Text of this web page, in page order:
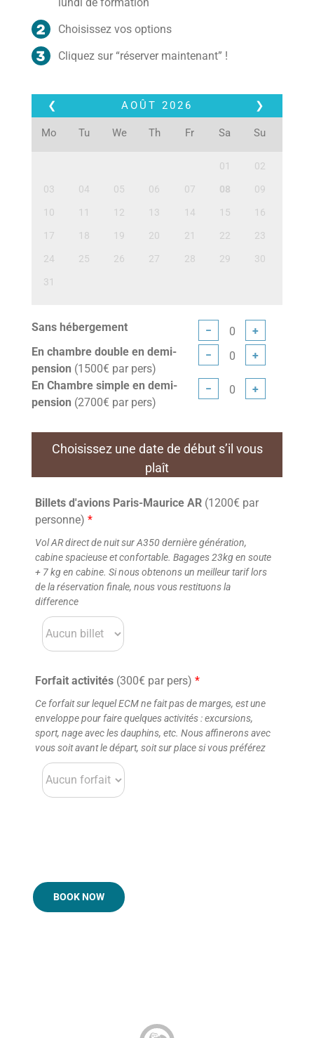
Choisissez vos options
Cliquez sur “réserver maintenant” !
❮ ❯
AOÛT 2026
Mo Tu We Th Fr Sa Su
01 02
03 04 05 06 07 08 09
10 11 12 13 14 15 16
17 18 19 20 21 22 23
24 25 26 27 28 29 30
31
Sans hébergement −
+
En chambre double en demi-
pension (1500€ par pers)
− +
En Chambre simple en demi-
pension (2700€ par pers)
− +
Choisissez une date de début s’il vous
plaît
Billets d'avions Paris-Maurice AR(1200€ par
personne) *
Vol AR direct de nuit sur A350 dernière génération,
cabine spacieuse et confortable. Bagages 23kg en soute
+ 7 kg en cabine. Si nous obtenons un meilleur tarif lors
de la réservation finale, nous vous restituons la
difference
Forfait activités(300€ par pers) *
Ce forfait sur lequel ECM ne fait pas de marges, est une
enveloppe pour faire quelques activités : excursions,
sport, nage avec les dauphins, etc. Nous affinerons avec
vous soit avant le départ, soit sur place si vous préférez
BOOK NOW